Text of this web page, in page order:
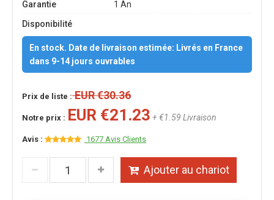
Garantie
1 An
Disponibilité
En stock. Date de livraison estimée: Livrés en France
dans 9-14 jours ouvrables
Prix de liste :EUR €30.36
Notre prix : EUR €21.23 + €1.59 Livraison
Avis : 1677 Avis Clients
Ajouter au chariot